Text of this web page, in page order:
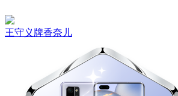
王守义牌香奈儿